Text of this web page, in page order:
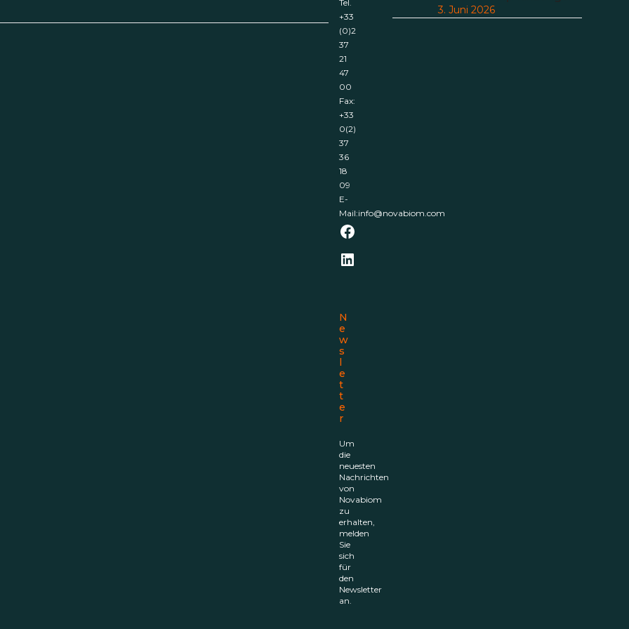
3. Juni 2026
Tel.
+33
(0)2
37
21
47
00
Fax:
+33
0(2)
37
36
18
09
E-
Mail:info@novabiom.com
Facebook
LinkedIn
N
e
w
s
l
e
t
t
e
r
Um
die
neuesten
Nachrichten
von
Novabiom
zu
erhalten,
melden
Sie
sich
für
den
Newsletter
an.